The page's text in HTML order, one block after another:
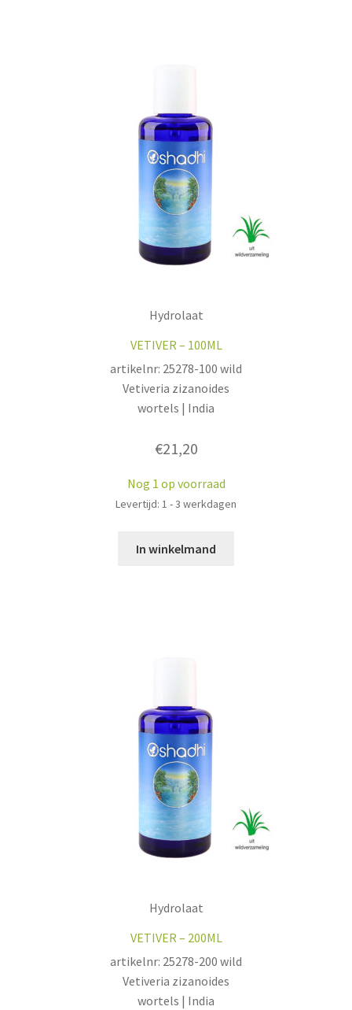
Hydrolaat
VETIVER – 100ML
artikelnr: 25278-100 wild
Vetiveria zizanoides
wortels | India
€21,20
Nog 1 op voorraad
Levertijd: 1 - 3 werkdagen
In winkelmand
Hydrolaat
VETIVER – 200ML
artikelnr: 25278-200 wild
Vetiveria zizanoides
wortels | India